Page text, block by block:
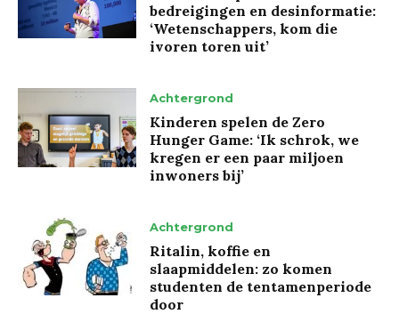
bedreigingen en desinformatie:
‘Wetenschappers, kom die
ivoren toren uit’
Achtergrond
Kinderen spelen de Zero
Hunger Game: ‘Ik schrok, we
kregen er een paar miljoen
inwoners bij’
Achtergrond
Ritalin, koffie en
slaapmiddelen: zo komen
studenten de tentamenperiode
door